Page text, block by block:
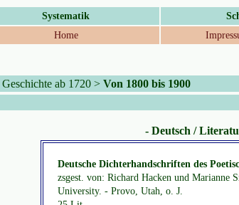
Systematik
Home
Geschichte ab 1720 > Von 1800 bis 1900
- Deutsch /
Deutsche Dichterhandschriften des
zsgest. von: Richard Hacken und
University. - Provo, Utah, o. J.